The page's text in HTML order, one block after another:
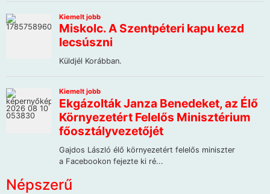
Népszerű